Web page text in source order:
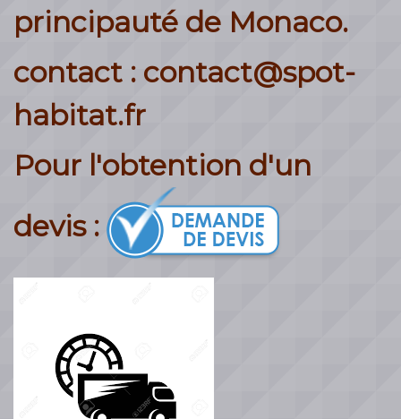
principauté de Monaco.
contact : contact@spot-
habitat.fr
Pour l'obtention d'un
devis :